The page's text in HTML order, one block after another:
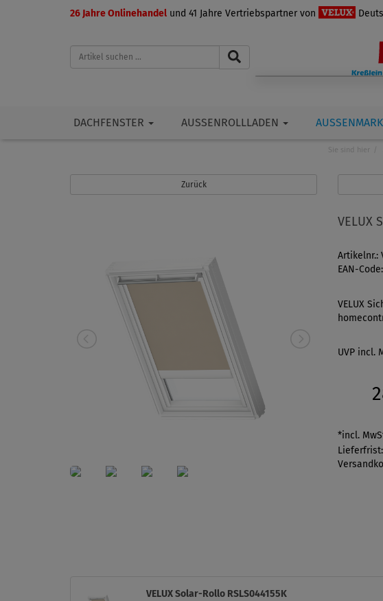
26 Jahre Onlinehandel und 41 Jahre Vertriebspartner von
DACHFENSTER AUSSENROLLLADEN
Sie sind hier
Zurück
VELUX
Artikelnr.:
EAN-
VELUX
UVP incl.
*incl.
VELUX Solar-Rollo RSLS044155K